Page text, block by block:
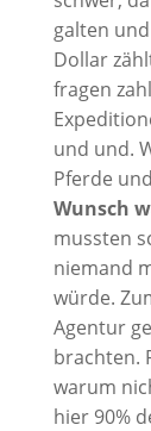
galten
Dollar
fragen
und und.
Pferde
Wunsch
mussten
niemand
würde.
Agentur
brachten.
warum
hier 90%